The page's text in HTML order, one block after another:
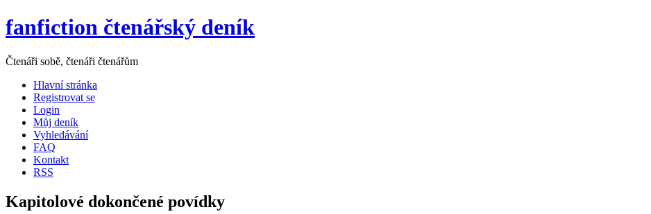
fanfiction čtenářský deník
Čtenáři sobě, čtenáři čtenářům
Hlavní stránka
Registrovat se
Login
Můj deník
Vyhledávání
FAQ
Kontakt
RSS
Kapitolové dokončené povídky